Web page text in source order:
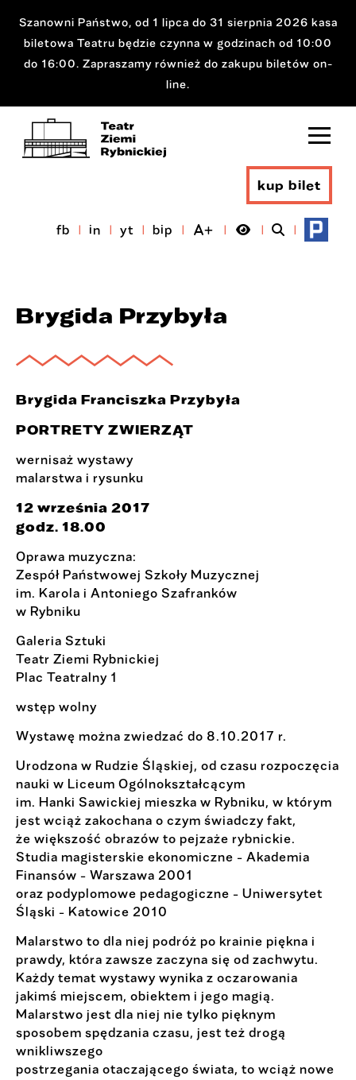
Szanowni Państwo, od 1 lipca do 31 sierpnia 2026 kasa
biletowa Teatru będzie czynna w godzinach od 10:00
do 16:00. Zapraszamy również do zakupu biletów on-
line.
kup bilet
fb in yt bip
Brygida Przybyła
Brygida Franciszka Przybyła
PORTRETY ZWIERZĄT
wernisaż wystawy
malarstwa i rysunku
12 września 2017
godz. 18.00
Oprawa muzyczna:
Zespół Państwowej Szkoły Muzycznej
im. Karola i Antoniego Szafranków
w Rybniku
Galeria Sztuki
Teatr Ziemi Rybnickiej
Plac Teatralny 1
wstęp wolny
Wystawę można zwiedzać do 8.10.2017 r.
Urodzona w Rudzie Śląskiej, od czasu rozpoczęcia
nauki w Liceum Ogólnokształcącym
im. Hanki Sawickiej mieszka w Rybniku, w którym
jest wciąż zakochana o czym świadczy fakt,
że większość obrazów to pejzaże rybnickie.
Studia magisterskie ekonomiczne - Akademia
Finansów - Warszawa 2001
oraz podyplomowe pedagogiczne - Uniwersytet
Śląski - Katowice 2010
Malarstwo to dla niej podróż po krainie piękna i
prawdy, która zawsze zaczyna się od zachwytu.
Każdy temat wystawy wynika z oczarowania
jakimś miejscem, obiektem i jego magią.
Malarstwo jest dla niej nie tylko pięknym
sposobem spędzania czasu, jest też drogą
wnikliwszego
postrzegania otaczającego świata, to wciąż nowe